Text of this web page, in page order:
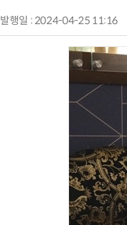
발행일 : 2024-04-25 11:16